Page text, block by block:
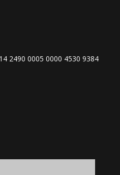
2490 0005 0000 4530 9384